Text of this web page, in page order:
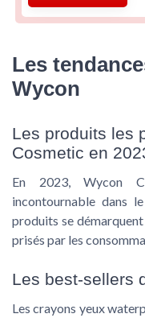
Les
Wycon
Les produits les
Cosmetic en
En 2023, Wycon
incontournable dans
produits se
prisés par les
Les best-sellers
Les crayons yeux